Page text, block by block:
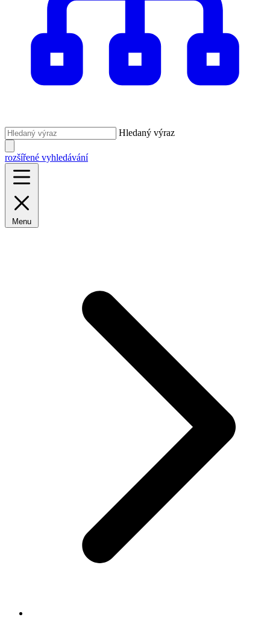
Hledaný výraz
rozšířené vyhledávání
Menu